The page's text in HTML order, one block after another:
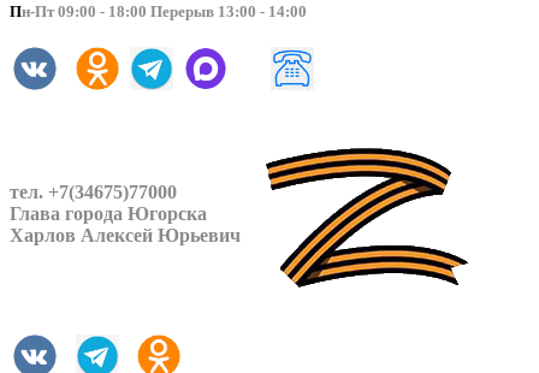
Пн-Пт 09:00 - 18:00 Перерыв 13:00 - 14:00
тел. +7(34675)77000
Глава города Югорска
Харлов Алексей Юрьевич